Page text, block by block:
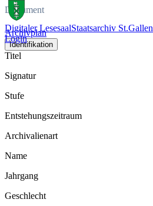
Digitaler LesesaalStaatsarchiv St.Gallen
Login
Dokument
Archivplan
Identifikation
Titel
Signatur
Stufe
Entstehungszeitraum
Archivalienart
Name
Jahrgang
Geschlecht